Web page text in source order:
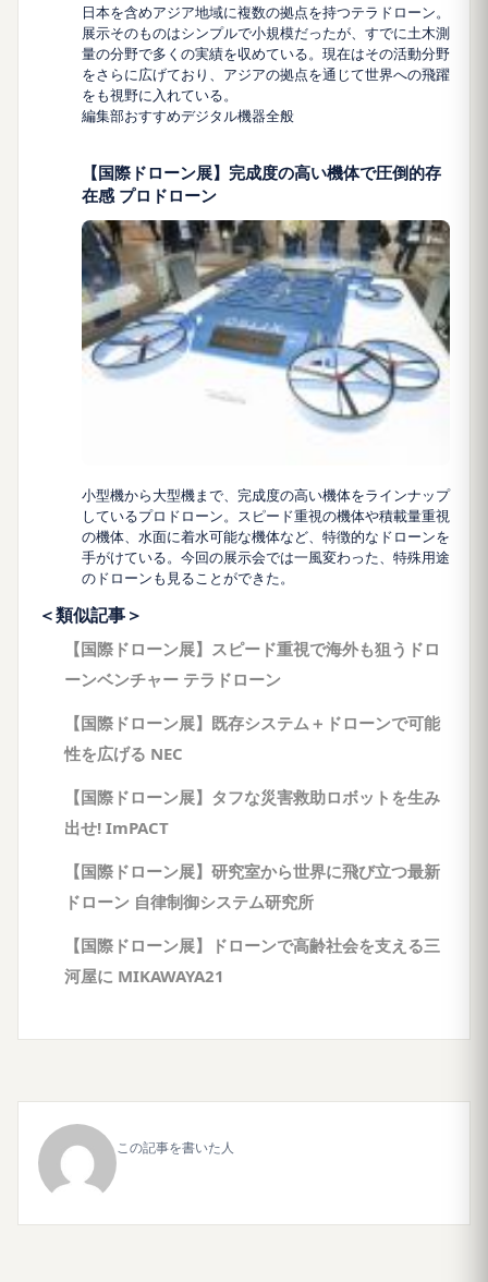
日本を含めアジア地域に複数の拠点を持つテラドローン。
展示そのものはシンプルで小規模だったが、すでに土木測
量の分野で多くの実績を収めている。現在はその活動分野
をさらに広げており、アジアの拠点を通じて世界への飛躍
をも視野に入れている。
編集部おすすめデジタル機器全般
【国際ドローン展】完成度の高い機体で圧倒的存
在感 プロドローン
小型機から大型機まで、完成度の高い機体をラインナップ
しているプロドローン。スピード重視の機体や積載量重視
の機体、水面に着水可能な機体など、特徴的なドローンを
手がけている。今回の展示会では一風変わった、特殊用途
のドローンも見ることができた。
＜類似記事＞
【国際ドローン展】スピード重視で海外も狙うドロ
ーンベンチャー テラドローン
【国際ドローン展】既存システム＋ドローンで可能
性を広げる NEC
【国際ドローン展】タフな災害救助ロボットを生み
出せ! ImPACT
【国際ドローン展】研究室から世界に飛び立つ最新
ドローン 自律制御システム研究所
【国際ドローン展】ドローンで高齢社会を支える三
河屋に MIKAWAYA21
この記事を書いた人